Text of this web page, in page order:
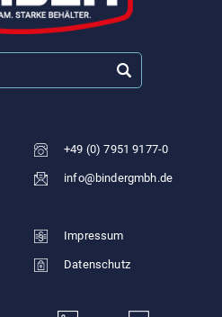
+49 (0) 7951 9177-0
info@bindergmbh.de
Impressum
Datenschutz